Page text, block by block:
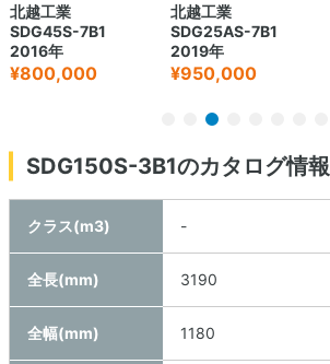
北越工業
SDG45S-7B1
2016年
¥800,000
北越工業
SDG25AS-7B1
2019年
¥950,000
SDG150S-3B1のカタログ情報
クラス(m3) -
全長(mm) 3190
全幅(mm) 1180